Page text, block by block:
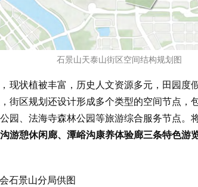
石景山天泰山街区空间结构规划图
现状植被丰富，历史人文资源多元，田园度
街区规划还设计形成多个类型的空间节点，
园、法海寺森林公园等旅游综合服务节点。
游憩休闲廊、潭峪沟康养体验廊三条特色游
石景山分局供图